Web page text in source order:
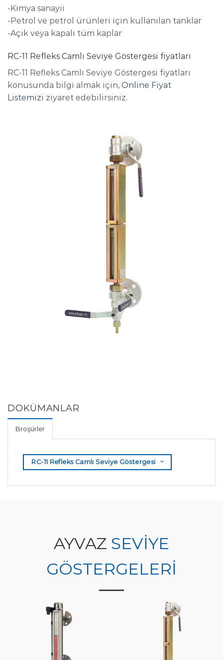
-Kimya sanayii
-Petrol ve petrol ürünleri için kullanılan tanklar
-Açık veya kapalı tüm kaplar
RC-11 Refleks Camlı Seviye Göstergesi fiyatları
RC-11 Refleks Camlı Seviye Göstergesi fiyatları
konusunda bilgi almak için, Online Fiyat
Listemizi ziyaret edebilirsiniz.
DOKÜMANLAR
Broşürler
RC-11 Refleks Camlı Seviye Göstergesi
AYVAZ SEVİYE
GÖSTERGELERİ